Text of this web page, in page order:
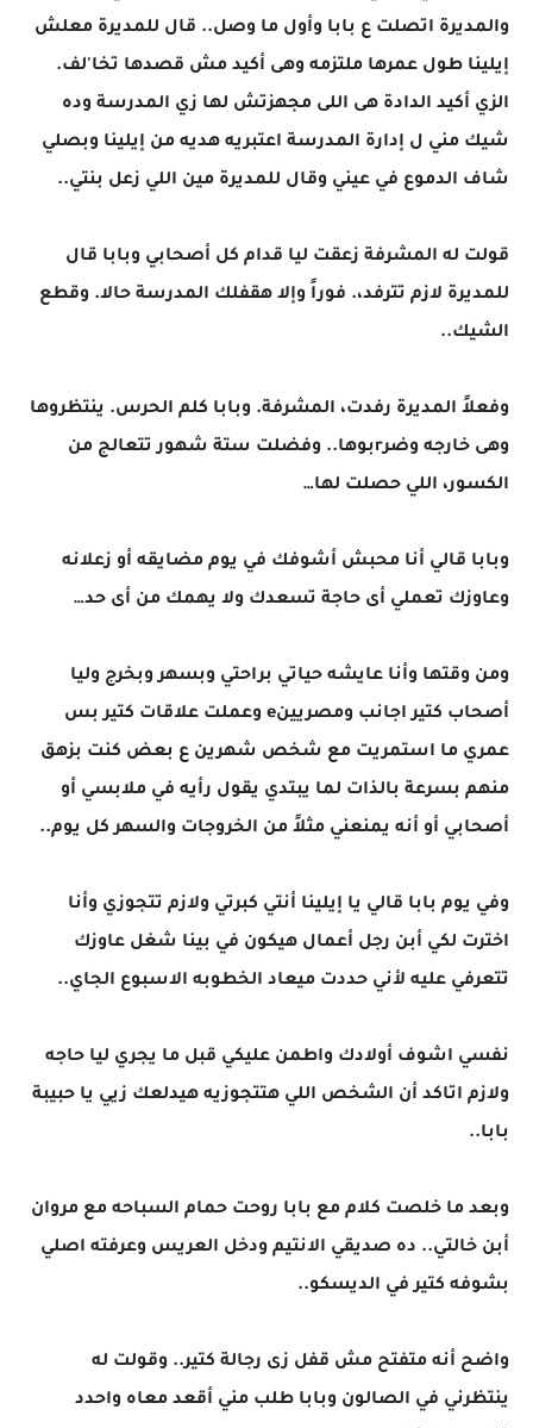
والمديرة اتصلت ع بابا وأول ما وصل.. قال للمديرة معلش
إيلينا طول عمرها ملتزمه وهى أكيد مش قصدها تخا'لف.
الزي أكيد الدادة هى اللى مجهزتش لها زي المدرسة وده
شيك مني ل إدارة المدرسة اعتبريه هديه من إيلينا وبصلي
شاف الدموع في عيني وقال للمديرة مين اللي زعل بنتي..
قولت له المشرفة زعقت ليا قدام كل أصحابي وبابا قال
للمديرة لازم تترفد،. فوراً وإلا هقفلك المدرسة حالا. وقطع
الشيك..
وفعلاً المديرة رفدت، المشرفة. وبابا كلم الحرس. ينتظروها
وهى خارجه وضرrبوها.. وفضلت ستة شهور تتعالج من
الكسور، اللي حصلت لها…
وبابا قالي أنا محبش أشوفك في يوم مضايقه أو زعلانه
وعاوزك تعملي أى حاجة تسعدك ولا يهمك من أى حد…
ومن وقتها وأنا عايشه حياتي براحتي وبسهر وبخرج وليا
أصحاب كتير اجانب ومصريينe وعملت علاقات كتير بس
عمري ما استمريت مع شخص شهرين ع بعض كنت بزهق
منهم بسرعة بالذات لما يبتدي يقول رأيه في ملابسي أو
أصحابي أو أنه يمنعني مثلاً من الخروجات والسهر كل يوم..
وفي يوم بابا قالي يا إيلينا أنتي كبرتي ولازم تتجوزي وأنا
اخترت لكي أبن رجل أعمال هيكون في بينا شغل عاوزك
تتعرفي عليه لأني حددت ميعاد الخطوبه الاسبوع الجاي..
نفسي اشوف أولادك واطمن عليكي قبل ما يجري ليا حاجه
ولازم اتاكد أن الشخص اللي هتتجوزيه هيدلعك زيي يا حبيبة
بابا..
وبعد ما خلصت كلام مع بابا روحت حمام السباحه مع مروان
أبن خالتي.. ده صديقي الانتيم ودخل العريس وعرفته اصلي
بشوفه كتير في الديسكو..
واضح أنه متفتح مش قفل زى رجالة كتير.. وقولت له
ينتظرني في الصالون وبابا طلب مني أقعد معاه واحدد